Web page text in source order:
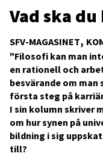
SFV-MAGASINET
Vad ska
"Filosofi kan man
en rationell och
besvärande om
första steg på
I sin kolumn skriver
om hur synen på
bildning i sig
till?